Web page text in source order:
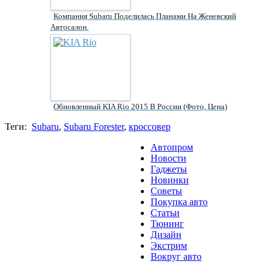
Компания Subaru Поделилась Планами На Женевский
Автосалон.
Обновленный KIA Rio 2015 В России (фото, Цена)
Теги: Subaru, Subaru Forester, кроссовер
Автопром
Новости
Гаджеты
Новинки
Советы
Покупка авто
Статьи
Тюнинг
Дизайн
Экстрим
Вокруг авто